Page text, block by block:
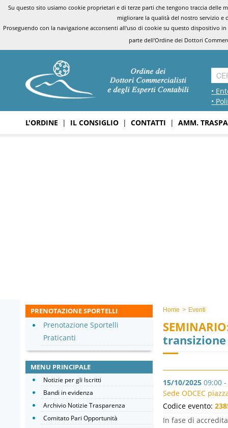
Su questo sito usiamo cookie proprietari e di terze parti che tengono traccia
migliorare la qualità del nostro servizio e
Proseguendo con la navigazione acconsenti all'uso di cookie su questo dispositivo
parte dell'Ordine dei Dottori
•
•
L'ORDINE | IL CONSIGLIO | CONTATTI | AMM.
Home > Eventi
transizione
15/10/2025 09:00
Sede ODCEC
Codice evento:
In fase di
PRENOTAZIONE SPORTELLI
Prenotazione Sportelli
Praticanti
MENU PRINCIPALE
Notizie per gli Iscritti
Bandi in evidenza
Archivio Notizie Trasparenza
Comitato Pari Opportunità